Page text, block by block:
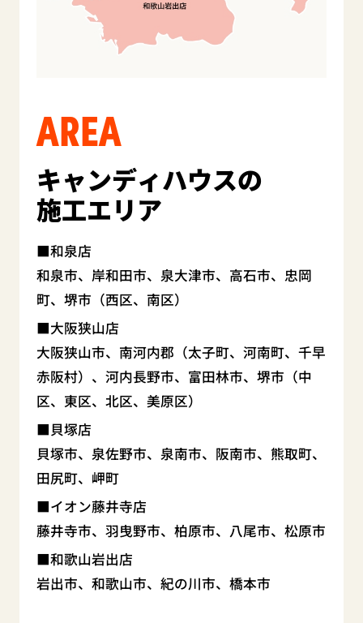
AREA
キャンディハウスの
施工エリア
和泉店
和泉市、岸和田市、泉大津市、高石市、忠岡
町、堺市（西区、南区）
大阪狭山店
大阪狭山市、南河内郡（太子町、河南町、千早
赤阪村）、河内長野市、富田林市、堺市（中
区、東区、北区、美原区）
貝塚店
貝塚市、泉佐野市、泉南市、阪南市、熊取町、
田尻町、岬町
イオン藤井寺店
藤井寺市、羽曳野市、柏原市、八尾市、松原市
和歌山岩出店
岩出市、和歌山市、紀の川市、橋本市